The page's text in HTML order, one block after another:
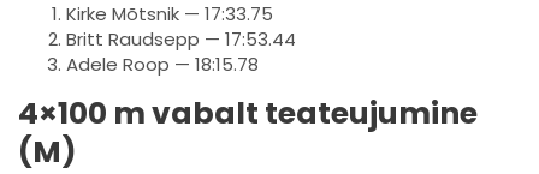
Kirke Mõtsnik — 17:33.75
Britt Raudsepp — 17:53.44
Adele Roop — 18:15.78
4×100 m vabalt teateujumine
(M)